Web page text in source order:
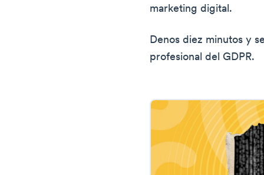
marketing digital.
Denos diez minutos y
profesional del GDPR.